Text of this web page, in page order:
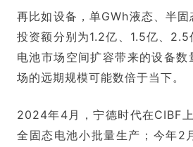
再比如设备，单GWh液态、半
投资额分别为1.2亿、1.5亿、
电池市场空间扩容带来的设备
场的远期规模可能数倍于当下。
2024年4月，宁德时代在CIBF
全固态电池小批量生产；今年2